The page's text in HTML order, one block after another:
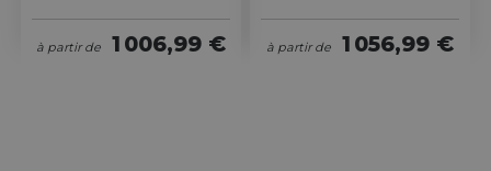
à partir de 1 006,99 € à partir de 1 056,99 €